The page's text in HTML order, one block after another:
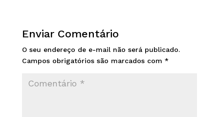
Enviar Comentário
O seu endereço de e-mail não será publicado.
Campos obrigatórios são marcados com *